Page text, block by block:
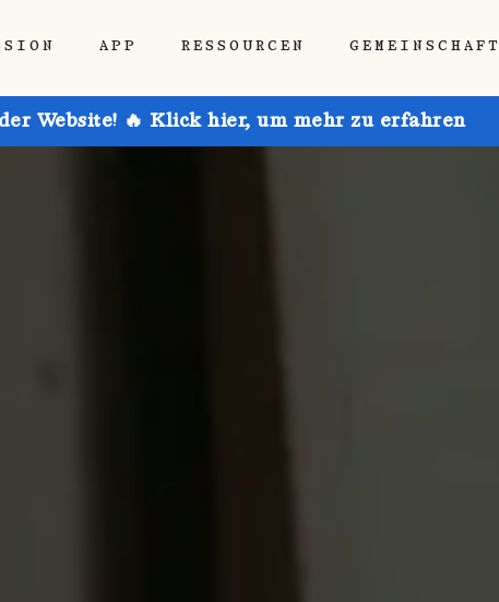
APP RESSOURCEN GEMEINSCHAFT
Website! 🔥 Klick hier, um mehr zu erfahren